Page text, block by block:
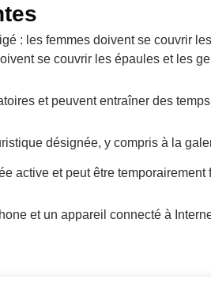
: les femmes doivent se couvrir
se couvrir les épaules et les
et peuvent entraîner des
désignée, y compris à la
active et peut être temporairement
et un appareil connecté à